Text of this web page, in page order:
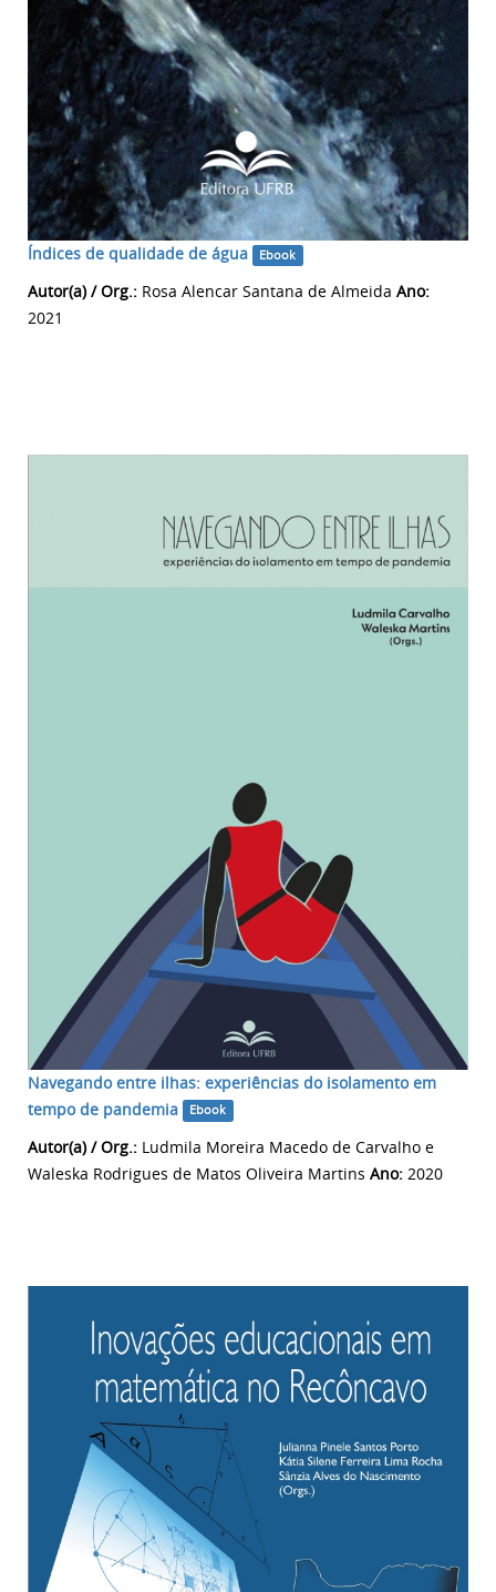
Índices de qualidade de água Ebook
Autor(a) / Org.: Rosa Alencar Santana de Almeida Ano:
2021
Navegando entre ilhas: experiências do isolamento em
tempo de pandemia
Ebook
Autor(a) / Org.: Ludmila Moreira Macedo de Carvalho e
Waleska Rodrigues de Matos Oliveira Martins Ano: 2020